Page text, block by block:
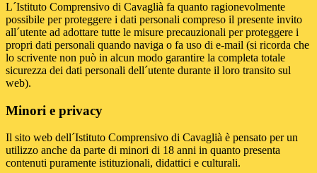
L´Istituto Comprensivo di Cavaglià fa quanto ragionevolmente
possibile per proteggere i dati personali compreso il presente invito
all´utente ad adottare tutte le misure precauzionali per proteggere i
propri dati personali quando naviga o fa uso di e-mail (si ricorda che
lo scrivente non può in alcun modo garantire la completa totale
sicurezza dei dati personali dell´utente durante il loro transito sul
web).
Minori e privacy
Il sito web dell´Istituto Comprensivo di Cavaglià è pensato per un
utilizzo anche da parte di minori di 18 anni in quanto presenta
contenuti puramente istituzionali, didattici e culturali.